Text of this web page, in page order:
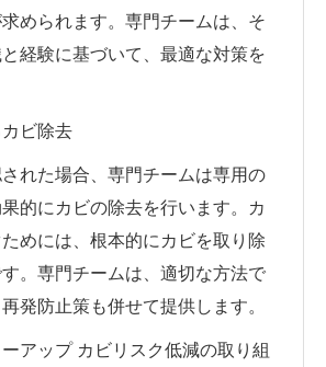
められます。専門チームは、そ
経験に基づいて、最適な対策を
ビ除去
れた場合、専門チームは専用の
的にカビの除去を行います。カ
めには、根本的にカビを取り除
。専門チームは、適切な方法で
発防止策も併せて提供します。
アップ カビリスク低減の取り組